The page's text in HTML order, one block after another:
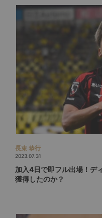
長束 恭行
2023.07.31
加入4日で即フル出場！デ
獲得したのか？